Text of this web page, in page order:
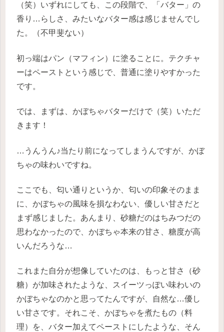
（笑）いずれにしても、この段階で、「バター」の
香り…らしさ、みたいなバター感は感じませんでし
た。（不甲斐ない）
初っ端はパン（マフィン）に塗ることに。テクチャ
ーはペーストという感じで、普通に塗りやすかった
です。
では、まずは、かぼちゃバターだけで（笑）いただ
きます！
…うんうん♪当たり前になってしまうんですが、かぼ
ちゃの味わいですね。
ここでも、匂い通りというか、匂いの印象そのまま
に、かぼちゃの風味を損なわない、優しい甘さだと
まず感じました。あんまり、砂糖だのはちみつだの
思わなかったので、かぼちゃ本来の甘さ、糖度が高
いんだろうな…
これまた自分が想像していたのは、もっと甘さ（砂
糖）が加味されたような、スイーツっぽい味わいの
かぼちゃなのかと思ってたんですが、自然な…優し
い甘さです。それこそ、かぼちゃを煮たもの（料
理）を、バター加えてペーストにしたような、そん